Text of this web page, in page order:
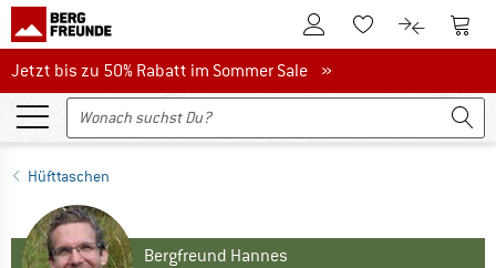
Zum KundenkontoZum Merkzettel.
Zum Zum
Jetzt bis zu 50% Rabatt im Sommer Sale
Jetzt bis zu 50% Rabatt im Sommer Sale »
Hüfttaschen
Bergfreund Hannes